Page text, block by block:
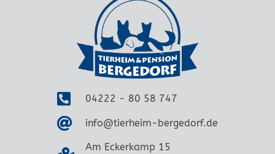
04222 - 80 58 747
info@tierheim-bergedorf.de
Am Eckerkamp 15